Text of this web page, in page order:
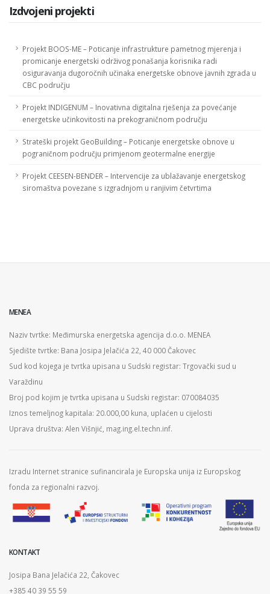
Izdvojeni projekti
Projekt BOOS-ME – Poticanje infrastrukture pametnog mjerenja i
promicanje energetski održivog ponašanja korisnika radi
osiguravanja dugoročnih učinaka energetske obnove javnih zgrada u
CBC području
Projekt INDIGENUM – Inovativna digitalna rješenja za povećanje
energetske učinkovitosti na prekograničnom području
Strateški projekt GeoBuilding – Poticanje energetske obnove u
pograničnom području primjenom geotermalne energije
Projekt CEESEN-BENDER – Intervencije za ublažavanje energetskog
siromaštva povezane s izgradnjom u ranjivim četvrtima
MENEA
Naziv tvrtke: Međimurska energetska agencija d.o.o. MENEA
Sjedište tvrtke: Bana Josipa Jelačića 22, 40 000 Čakovec
Sud kod kojega je tvrtka upisana u Sudski registar: Trgovački sud u
Varaždinu
Broj pod kojim je tvrtka upisana u Sudski registar: 070084035
Iznos temeljnog kapitala: 20.000,00 kuna, uplaćen u cijelosti
Uprava društva: Alen Višnjić, mag.ing.el.techn.inf.
Izradu Internet stranice sufinancirala je Europska unija iz Europskog
fonda za regionalni razvoj.
KONTAKT
Josipa Bana Jelačića 22, Čakovec
+385 40 39 55 59